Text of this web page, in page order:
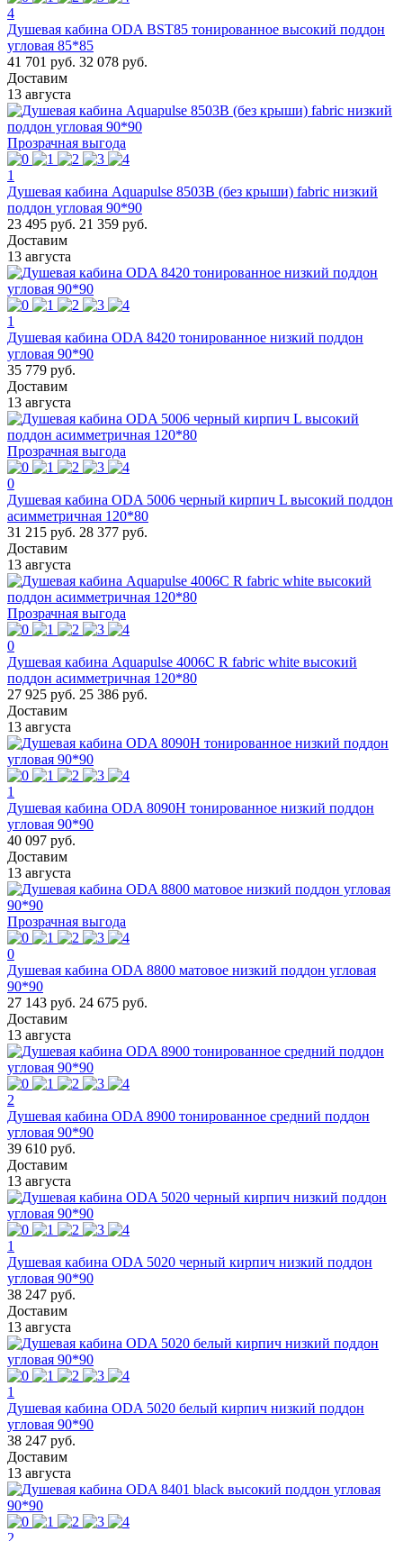
4
Душевая кабина ODA BST85 тонированное высокий поддон
угловая 85*85
41 701 руб. 32 078 руб.
Доставим
13 августа
Прозрачная выгода
1
Душевая кабина Aquapulse 8503B (без крыши) fabric низкий
поддон угловая 90*90
23 495 руб. 21 359 руб.
Доставим
13 августа
1
Душевая кабина ODA 8420 тонированное низкий поддон
угловая 90*90
35 779 руб.
Доставим
13 августа
Прозрачная выгода
0
Душевая кабина ODA 5006 черный кирпич L высокий поддон
асимметричная 120*80
31 215 руб. 28 377 руб.
Доставим
13 августа
Прозрачная выгода
0
Душевая кабина Aquapulse 4006С R fabric white высокий
поддон асимметричная 120*80
27 925 руб. 25 386 руб.
Доставим
13 августа
1
Душевая кабина ODA 8090H тонированное низкий поддон
угловая 90*90
40 097 руб.
Доставим
13 августа
Прозрачная выгода
0
Душевая кабина ODA 8800 матовое низкий поддон угловая
90*90
27 143 руб. 24 675 руб.
Доставим
13 августа
2
Душевая кабина ODA 8900 тонированное средний поддон
угловая 90*90
39 610 руб.
Доставим
13 августа
1
Душевая кабина ODA 5020 черный кирпич низкий поддон
угловая 90*90
38 247 руб.
Доставим
13 августа
1
Душевая кабина ODA 5020 белый кирпич низкий поддон
угловая 90*90
38 247 руб.
Доставим
13 августа
2